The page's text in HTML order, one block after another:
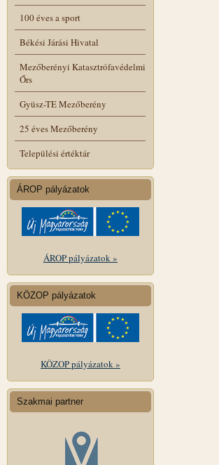
100 éves a sport
Békési Járási Hivatal
Mezőberényi Katasztrófavédelmi
Őrs
Gyüsz-TE Mezőberény
25 éves Mezőberény
Települési értéktár
ÁROP pályázatok
ÁROP pályázatok »
KÖZOP pályázatok
KÖZOP pályázatok »
Szakmai partner